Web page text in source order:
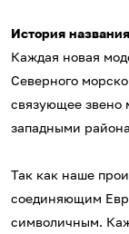
История
Каждая новая
Северного
связующее звено
западными
Так как наше
соединяющим
символичным.